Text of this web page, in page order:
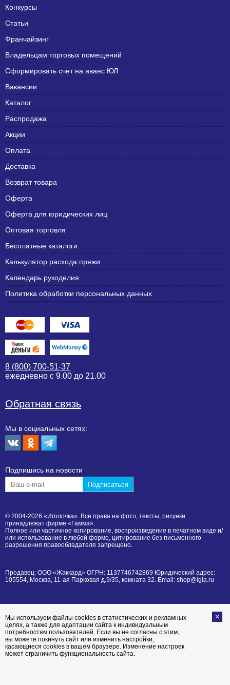
Конкурсы
Статьи
Франчайзинг
Владельцам торговых помещений
Сформировать счет на аванс ЮЛ
Вакансии
Каталог
Распродажа
Акции
Оплата
Доставка
Возврат товара
Оферта
Оферта для юридических лиц
Оптовая торговля
Бесплатные каталоги
Калькулятор расхода пряжи
Календарь рукоделия
Политика обработки персональных данных
8 (800) 700-51-37
ежедневно с 9.00 до 21.00
Обратная связь
Мы в социальных сетях:
Подпишиcь на новости
© 2004-2026 «Иголочка». Все права на фото, тексты, рисунки
принадлежат фирме «Гамма».
Полное или частичное копирование, воспроизведение в печатном виде и/
или использование в любой форме, цитирование без письменного
разрешения правообладателя запрещено.
Продавец: ООО «Жаккард» ОГРН: 1137746742869 Юридический адрес:
105554, Москва, 11-ая Парковая д.9/35, комната 32. Email: shop@igla.ru
Мы используем файлы cookies в статистических и рекламных
целях, а также для адаптации сайта к индивидуальным
потребностям пользователей. Если вы не согласны с этим,
вы можете покинуть сайт или изменить настройки,
касающиеся cookies в вашем браузере. Изменение настроек
может ограничить функциональность сайта.